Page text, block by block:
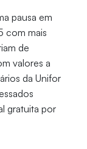
pausa em
com mais
de
valores a
da Unifor
gratuita por